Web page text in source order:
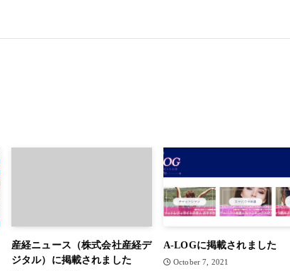
産経ニュース（株式会社産経デ
ジタル）に掲載されました
A-LOGに掲載されました
October 7, 2021